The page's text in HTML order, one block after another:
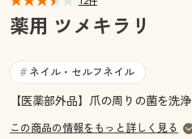
マイページ
閲覧履歴
お気に入り
閲覧履歴
サポート
ご利用ガイド
薬用 ツメキラリ
# ネイル・セルフネイル
【医薬部外品】爪の周りの菌を洗
この商品の情報をもっと詳しく見る